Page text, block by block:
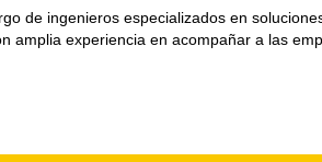
de ingenieros especializados en
amplia experiencia en acompañar a las